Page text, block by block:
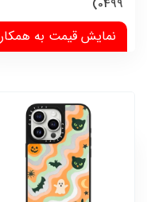
نمایش قیمت به همکار